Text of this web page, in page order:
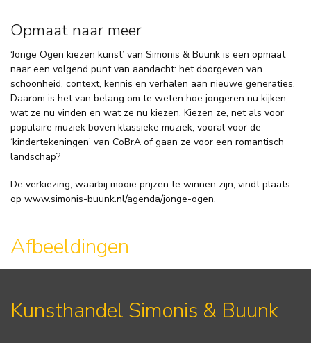
Opmaat naar meer
‘Jonge Ogen kiezen kunst’ van Simonis & Buunk is een opmaat
naar een volgend punt van aandacht: het doorgeven van
schoonheid, context, kennis en verhalen aan nieuwe generaties.
Daarom is het van belang om te weten hoe jongeren nu kijken,
wat ze nu vinden en wat ze nu kiezen. Kiezen ze, net als voor
populaire muziek boven klassieke muziek, vooral voor de
‘kindertekeningen’ van CoBrA of gaan ze voor een romantisch
landschap?
De verkiezing, waarbij mooie prijzen te winnen zijn, vindt plaats
op www.simonis-buunk.nl/agenda/jonge-ogen.
Afbeeldingen
Kunsthandel Simonis & Buunk